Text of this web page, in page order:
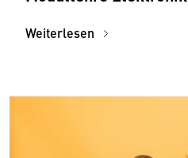
Weiterlesen